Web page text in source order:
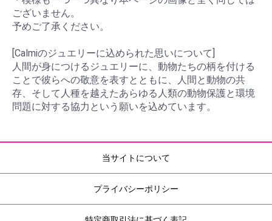
ございません。
予めご了承ください。
[Calmiのジュエリーに込められた思いについて]
人間が身につけるジュエリーに、動物たちの柄を付ける
ことで彼らへの敬意を表すとともに、人間と動物の共
存、そして人種を越えたあらゆる人類の動物保護と環境
問題に対する協力という願いを込めています。
当サイトについて
プライバシーポリシー